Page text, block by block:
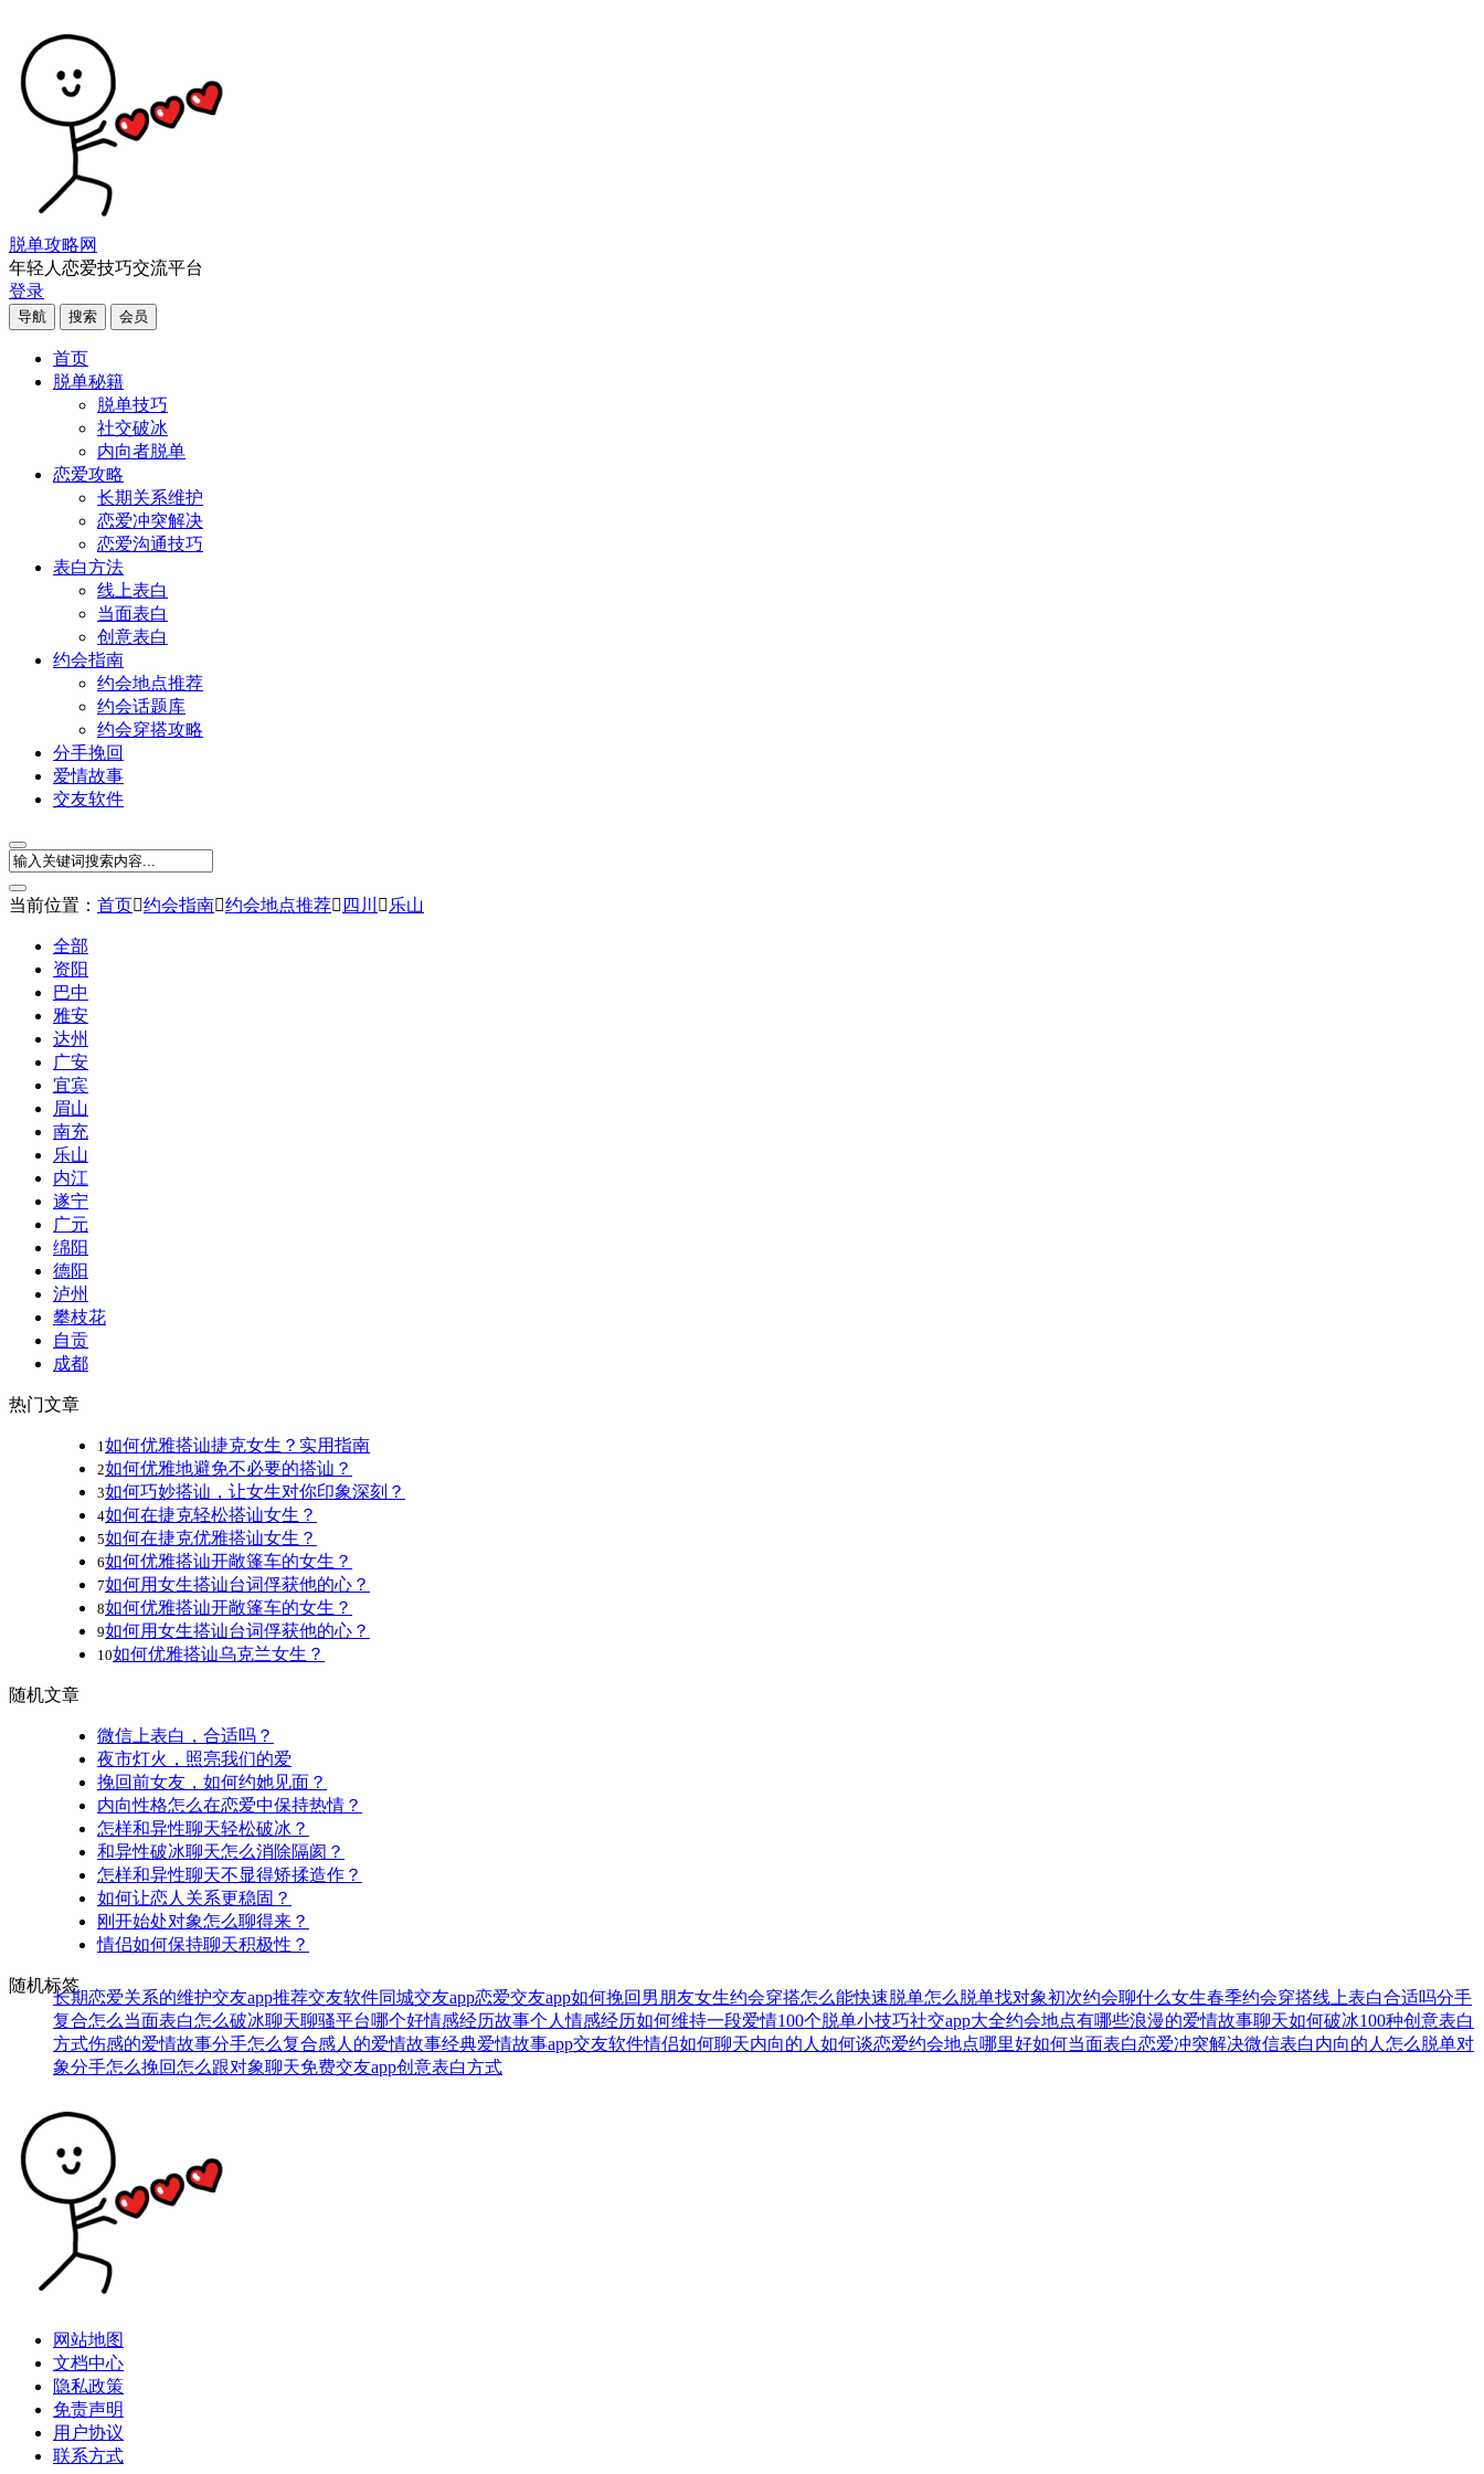
脱单攻略网
年轻人恋爱技巧交流平台
登录
导航 搜索 会员
首页
脱单秘籍
脱单技巧
社交破冰
内向者脱单
恋爱攻略
长期关系维护
恋爱冲突解决
恋爱沟通技巧
表白方法
线上表白
当面表白
创意表白
约会指南
约会地点推荐
约会话题库
约会穿搭攻略
分手挽回
爱情故事
交友软件
当前位置： 首页约会指南约会地点推荐 四川  乐山
全部
资阳
巴中
雅安
达州
广安
宜宾
眉山
南充
乐山
内江
遂宁
广元
绵阳
德阳
泸州
攀枝花
自贡
成都
热门文章
1如何优雅搭讪捷克女生？实用指南
2如何优雅地避免不必要的搭讪？
3如何巧妙搭讪，让女生对你印象深刻？
4如何在捷克轻松搭讪女生？
5如何在捷克优雅搭讪女生？
6如何优雅搭讪开敞篷车的女生？
7如何用女生搭讪台词俘获他的心？
8如何优雅搭讪开敞篷车的女生？
9如何用女生搭讪台词俘获他的心？
10如何优雅搭讪乌克兰女生？
随机文章
微信上表白，合适吗？
夜市灯火，照亮我们的爱
挽回前女友，如何约她见面？
内向性格怎么在恋爱中保持热情？
怎样和异性聊天轻松破冰？
和异性破冰聊天怎么消除隔阂？
怎样和异性聊天不显得矫揉造作？
如何让恋人关系更稳固？
刚开始处对象怎么聊得来？
情侣如何保持聊天积极性？
随机标签
长期恋爱关系的维护交友app推荐交友软件同城交友app恋爱交友app如何挽回男朋友女生约会穿搭怎么能快速脱单怎么脱单找对象初次约会聊什么女生春季约会穿搭线上表白合适吗分手
复合怎么当面表白怎么破冰聊天聊骚平台哪个好情感经历故事个人情感经历如何维持一段爱情100个脱单小技巧社交app大全约会地点有哪些浪漫的爱情故事聊天如何破冰100种创意表白
方式伤感的爱情故事分手怎么复合感人的爱情故事经典爱情故事app交友软件情侣如何聊天内向的人如何谈恋爱约会地点哪里好如何当面表白恋爱冲突解决微信表白内向的人怎么脱单对
象分手怎么挽回怎么跟对象聊天免费交友app创意表白方式
网站地图
文档中心
隐私政策
免责声明
用户协议
联系方式